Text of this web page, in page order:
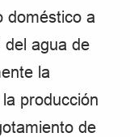
doméstico a
del agua de
la
producción
de